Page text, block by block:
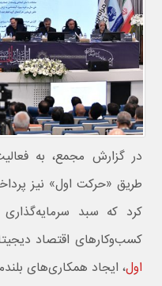
در گزارش مجمع، به
طریق «حرکت اول» نیز
کرد که سبد
کسب‌وکارهای اقتصاد
اول، ایجاد همکاری‌های